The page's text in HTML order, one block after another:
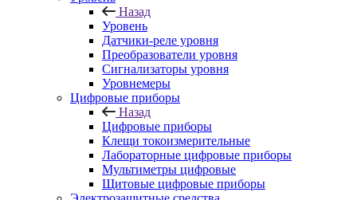
Назад
Уровень
Датчики-реле уровня
Преобразователи уровня
Сигнализаторы уровня
Уровнемеры
Цифровые приборы
Назад
Цифровые приборы
Клещи токоизмерительные
Лабораторные цифровые приборы
Мультиметры цифровые
Щитовые цифровые приборы